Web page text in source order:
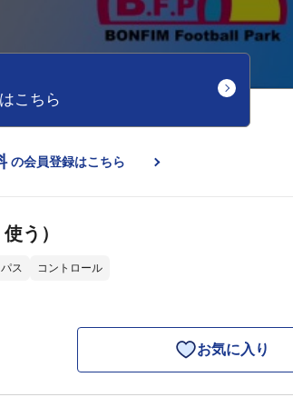
こちら
の会員登録はこちら
う）
パス コントロール
お気に入り